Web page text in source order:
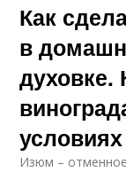
Как
в
духовке.
Изюм –